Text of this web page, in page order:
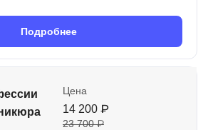
Подробнее
Цена
14 200 ₽
23 700 ₽